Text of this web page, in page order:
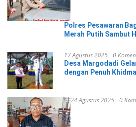
Polres Pesawaran
Merah Putih Sambut
17 Agustus 2025 0
Desa Margodadi
dengan Penuh
24 Agustus 2025 0